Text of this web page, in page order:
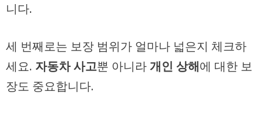
니다.
세 번째로는 보장 범위가 얼마나 넓은지 체크하
세요. 자동차 사고뿐 아니라개인 상해에 대한 보
장도 중요합니다.